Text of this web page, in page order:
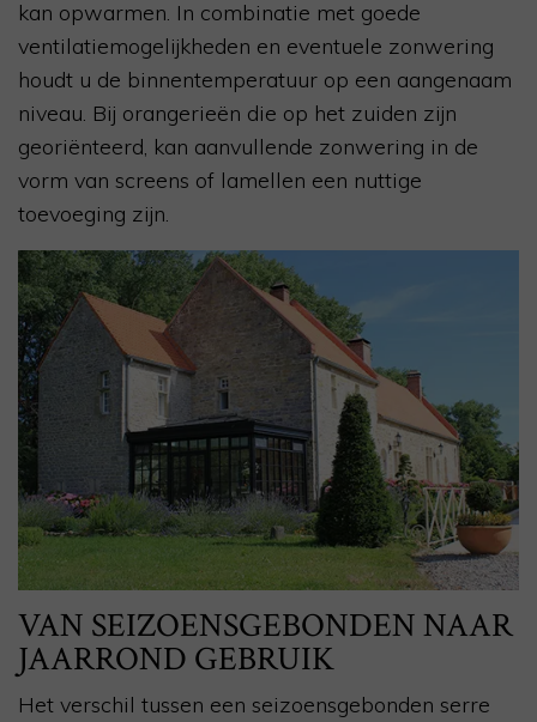
kan opwarmen. In combinatie met goede
ventilatiemogelijkheden en eventuele zonwering
houdt u de binnentemperatuur op een aangenaam
niveau. Bij orangerieën die op het zuiden zijn
georiënteerd, kan aanvullende zonwering in de
vorm van screens of lamellen een nuttige
toevoeging zijn.
VAN SEIZOENSGEBONDEN NAAR
JAARROND GEBRUIK
Het verschil tussen een seizoensgebonden serre